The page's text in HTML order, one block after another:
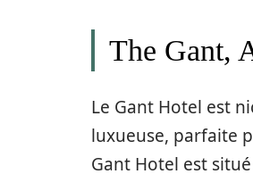
The Gant,
Le Gant Hotel est
luxueuse, parfaite
Gant Hotel est